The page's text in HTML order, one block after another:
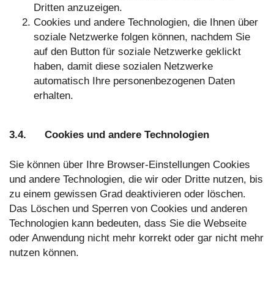
Dritten anzuzeigen.
Cookies und andere Technologien, die Ihnen über
soziale Netzwerke folgen können, nachdem Sie
auf den Button für soziale Netzwerke geklickt
haben, damit diese sozialen Netzwerke
automatisch Ihre personenbezogenen Daten
erhalten.
3.4. Cookies und andere Technologien
Sie können über Ihre Browser-Einstellungen Cookies
und andere Technologien, die wir oder Dritte nutzen, bis
zu einem gewissen Grad deaktivieren oder löschen.
Das Löschen und Sperren von Cookies und anderen
Technologien kann bedeuten, dass Sie die Webseite
oder Anwendung nicht mehr korrekt oder gar nicht mehr
nutzen können.